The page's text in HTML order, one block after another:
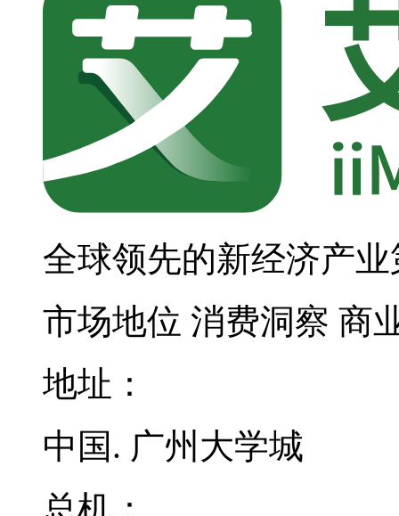
全球领先的新经济产
市场地位 消费洞察 商
地址：
中国. 广州大学城